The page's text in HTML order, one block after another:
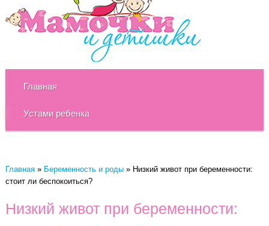
Главная
Устами ребенка
Главная» Беременность и роды» Низкий живот при беременности:
стоит ли беспокоиться?
Низкий живот при беременности: